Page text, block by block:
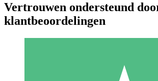
Vertrouwen ondersteund
klantbeoordelingen